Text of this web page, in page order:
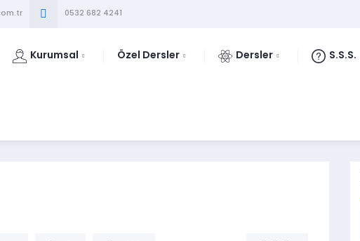
0532 682 4241
Kurumsal Özel Dersler Dersler S.S.S.